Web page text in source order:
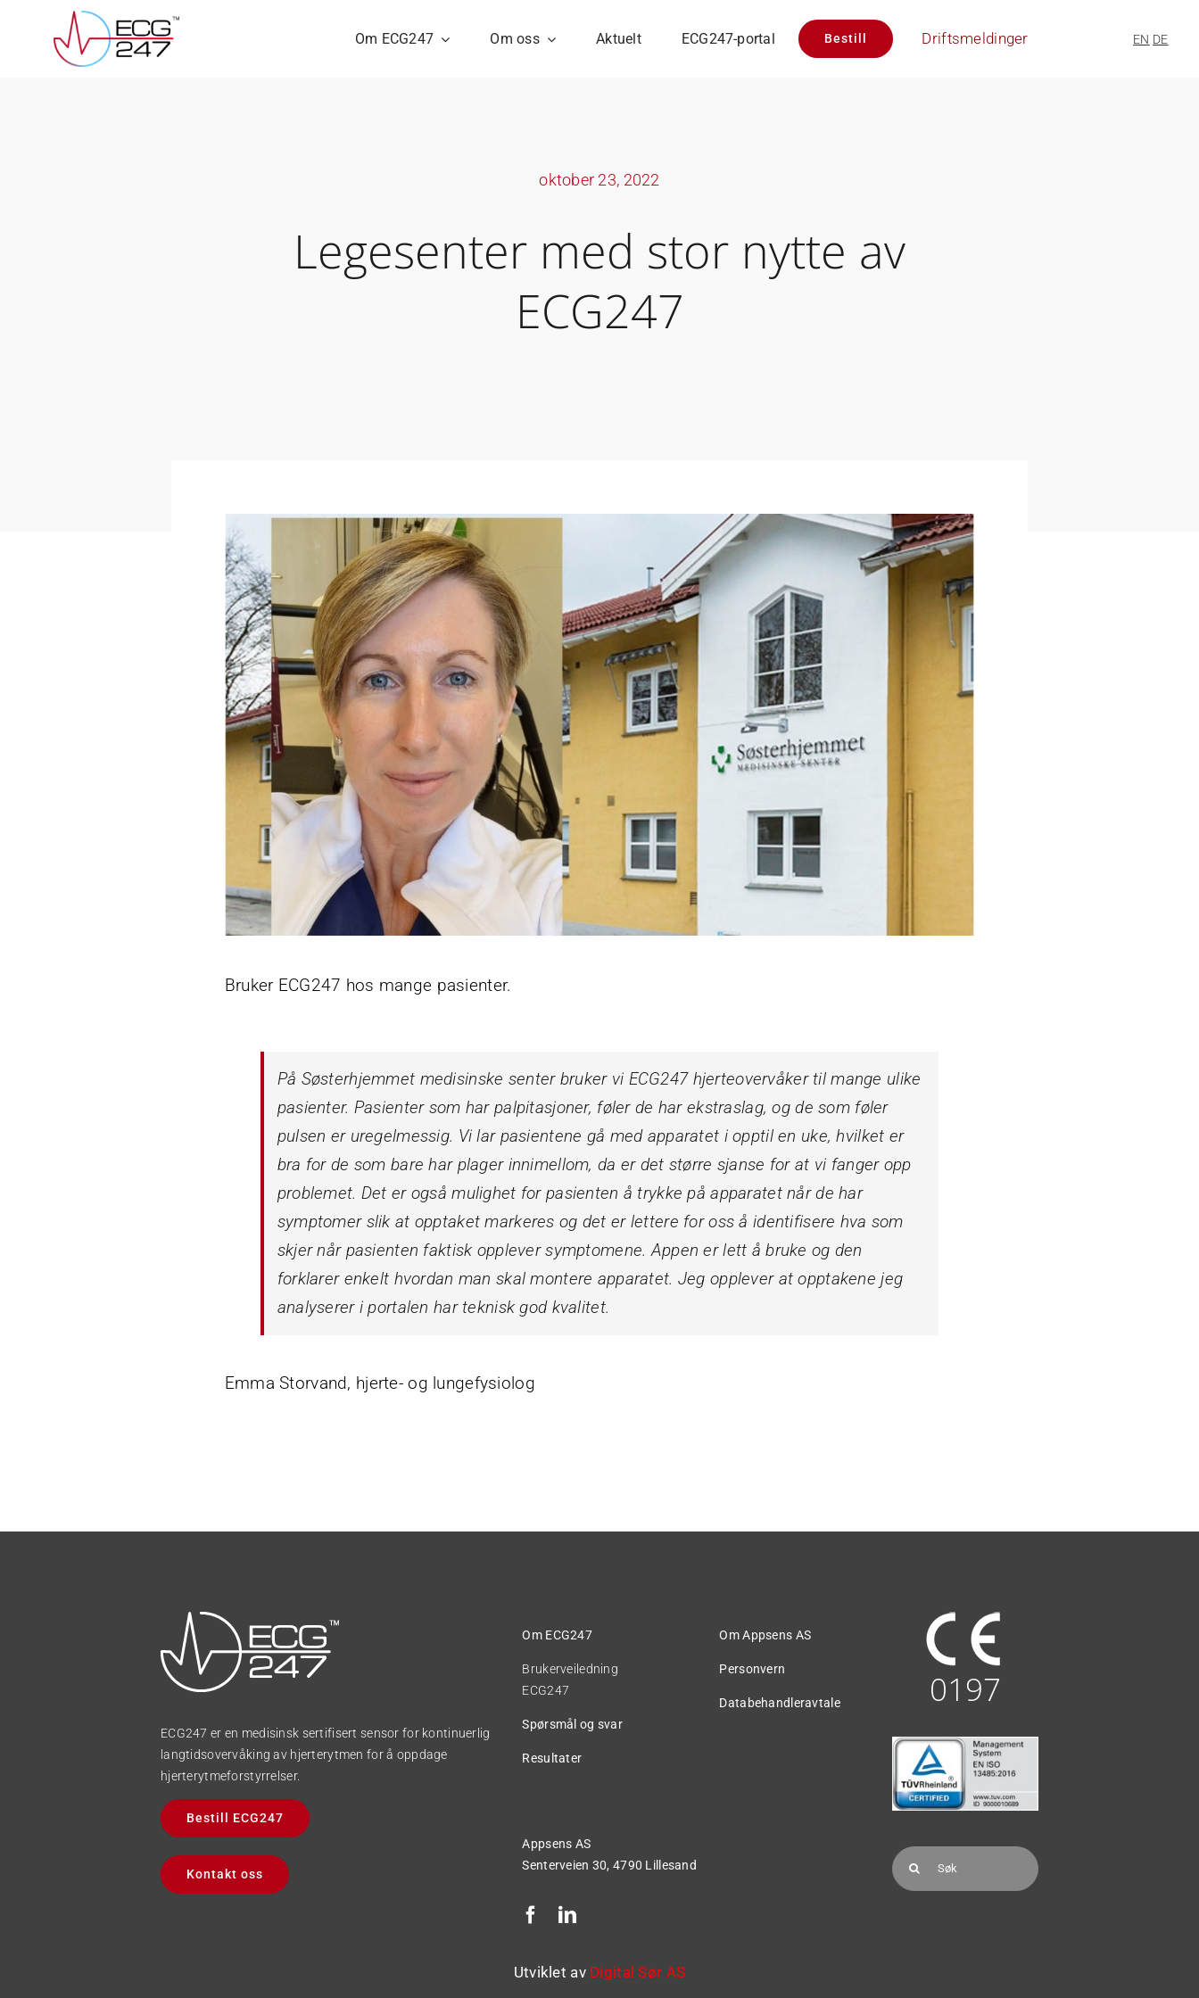
Om ECG247 Om oss Aktuelt ECG247-portal Bestill Driftsmeldinger EN DE
oktober 23, 2022
Legesenter med stor nytte av
ECG247
Bruker ECG247 hos mange pasienter.
På Søsterhjemmet medisinske senter bruker vi ECG247 hjerteovervåker til mange ulike
pasienter. Pasienter som har palpitasjoner, føler de har ekstraslag, og de som føler
pulsen er uregelmessig. Vi lar pasientene gå med apparatet i opptil en uke, hvilket er
bra for de som bare har plager innimellom, da er det større sjanse for at vi fanger opp
problemet. Det er også mulighet for pasienten å trykke på apparatet når de har
symptomer slik at opptaket markeres og det er lettere for oss å identifisere hva som
skjer når pasienten faktisk opplever symptomene. Appen er lett å bruke og den
forklarer enkelt hvordan man skal montere apparatet. Jeg opplever at opptakene jeg
analyserer i portalen har teknisk god kvalitet.
Emma Storvand, hjerte- og lungefysiolog
ECG247 er en medisinsk sertifisert sensor for kontinuerlig
langtidsovervåking av hjerterytmen for å oppdage
hjerterytmeforstyrrelser.
Bestill ECG247
Kontakt oss
Om ECG247
Brukerveiledning
ECG247
Spørsmål og svar
Resultater
Om Appsens AS
Personvern
Databehandleravtale
Appsens AS
Senterveien 30,4790 Lillesand
0197
Søk
etter:
Utviklet av Digital Sør AS